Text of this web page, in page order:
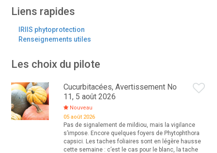
Liens rapides
IRIIS phytoprotection
Renseignements utiles
Les choix du pilote
Cucurbitacées, Avertissement No
11, 5 août 2026
Nouveau
05 août 2026
Pas de signalement de mildiou, mais la vigilance
s’impose. Encore quelques foyers de Phytophthora
capsici. Les taches foliaires sont en légère hausse
cette semaine : c’est le cas pour le blanc, la tache